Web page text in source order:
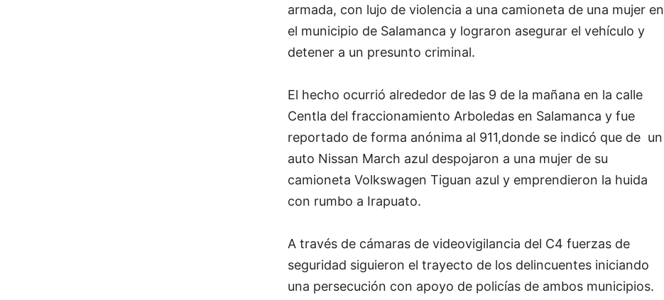
armada, con lujo de violencia a una camioneta de una mujer en
el municipio de Salamanca y lograron asegurar el vehículo y
detener a un presunto criminal.
El hecho ocurrió alrededor de las 9 de la mañana en la calle
Centla del fraccionamiento Arboledas en Salamanca y fue
reportado de forma anónima al 911,donde se indicó que de un
auto Nissan March azul despojaron a una mujer de su
camioneta Volkswagen Tiguan azul y emprendieron la huida
con rumbo a Irapuato.
A través de cámaras de videovigilancia del C4 fuerzas de
seguridad siguieron el trayecto de los delincuentes iniciando
una persecución con apoyo de policías de ambos municipios.